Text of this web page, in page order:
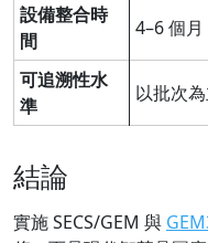
設備整合時
間
4–6 個月
可追溯性水
準
以批次
結論
實施 SECS/GEM 與